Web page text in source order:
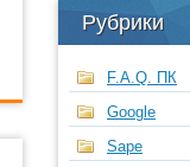
Рубрики
F.A.Q. ПК
Google
Sape